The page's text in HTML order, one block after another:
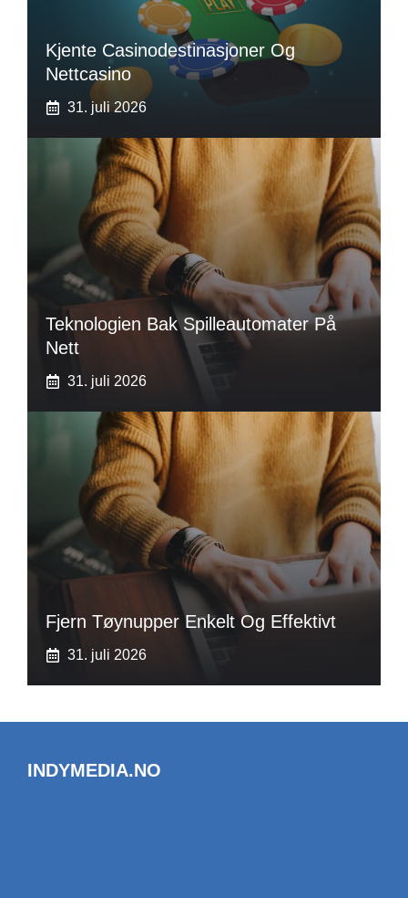
Kjente Casinodestinasjoner Og
Nettcasino
31. juli 2026
Teknologien Bak Spilleautomater På
Nett
31. juli 2026
Fjern Tøynupper Enkelt Og Effektivt
31. juli 2026
INDYMEDIA.NO